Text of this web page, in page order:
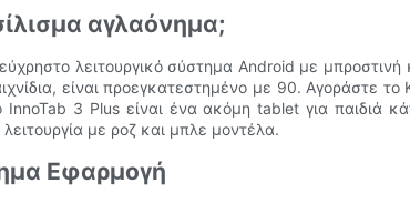
αγλαόνημα;
λειτουργικό σύστημα Android με μπροστινή
είναι προεγκατεστημένο με 90. Αγοράστε
3 Plus είναι ένα ακόμη tablet για παιδιά
με ροζ και μπλε μοντέλα.
Εφαρμογή